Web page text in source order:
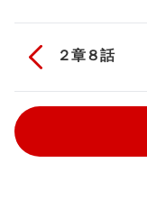
２章８話